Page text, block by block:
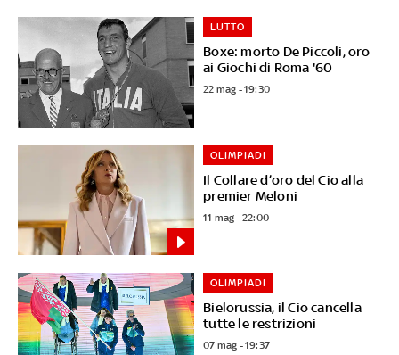
Boxe: morto De Piccoli, oro
ai Giochi di Roma '60
LUTTO
22 mag - 19:30
Il Collare d’oro del Cio alla
premier Meloni
OLIMPIADI
11 mag - 22:00
Bielorussia, il Cio cancella
tutte le restrizioni
OLIMPIADI
07 mag - 19:37